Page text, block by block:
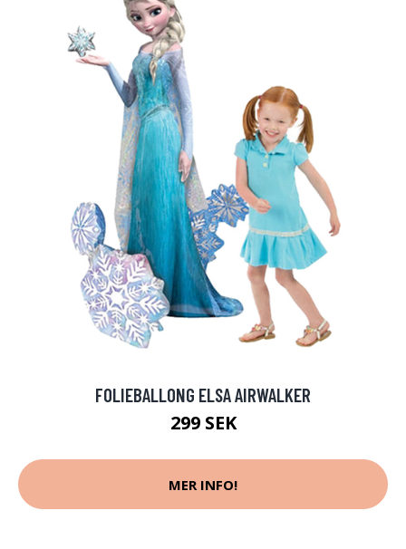
FOLIEBALLONG ELSA AIRWALKER
299 SEK
MER INFO!